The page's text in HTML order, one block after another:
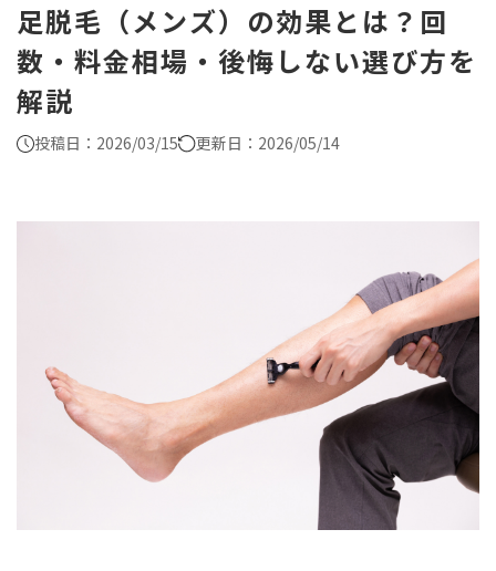
クリニック一覧
お知らせ
初めての方へ
よくある質問
お問い合わせ
- ポテンツァ
- ノーリス(IPL)
- ピコトーニング
- 刺青(タトゥー）除去
- VISIA
- CO2（炭酸ガス）レーザー
- ジュベルック(Juvelook)
- ボツリヌストキシン注射
- ケミカルピーリング
足脱毛（メンズ）の効果とは？回
数・料金相場・後悔しない選び方を
解説
投稿日：2026/03/15 更新日：2026/05/14